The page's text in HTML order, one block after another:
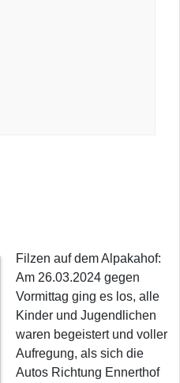
Filzen auf dem Alpakahof:
Am 26.03.2024 gegen
Vormittag ging es los, alle
Kinder und Jugendlichen
waren begeistert und voller
Aufregung, als sich die
Autos Richtung Ennerthof